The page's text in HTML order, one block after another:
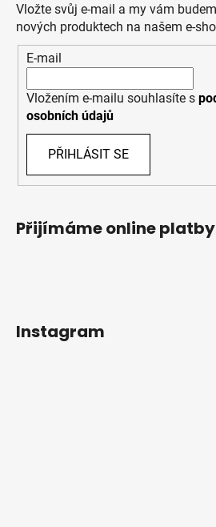
Vložte svůj e-mail a my vám
nových produktech na našem e-
E-mail
Vložením e-mailu souhlasíte s
osobních údajů
PŘIHLÁSIT SE
Přijímáme online platby
Instagram